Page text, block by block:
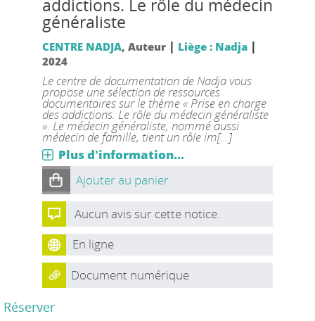
addictions. Le rôle du médecin
généraliste
CENTRE NADJA, Auteur | Liège : Nadja|
2024
Le centre de documentation de Nadja vous
propose une sélection de ressources
documentaires sur le thème « Prise en charge
des addictions. Le rôle du médecin généraliste
». Le médecin généraliste, nommé aussi
médecin de famille, tient un rôle im[...]
Plus d'information...
Ajouter au panier
Aucun avis sur cette notice.
En ligne
Document numérique
Réserver